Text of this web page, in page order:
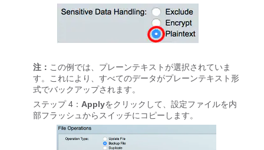
注： この例では、プレーンテキストが選択されていま
す。これにより、すべてのデータがプレーンテキスト形
式でバックアップされます。
ステップ 4： Applyをクリックして、設定ファイルを内
部フラッシュからスイッチにコピーします。